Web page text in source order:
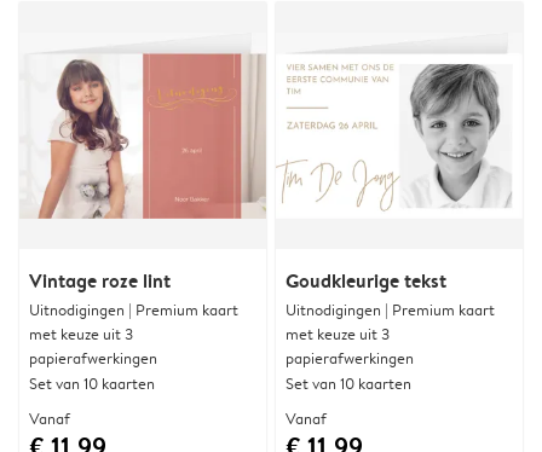
Vintage roze lint
Uitnodigingen | Premium kaart
met keuze uit 3
papierafwerkingen
Set van 10 kaarten
Vanaf
Goudkleurige tekst
Uitnodigingen | Premium kaart
met keuze uit 3
papierafwerkingen
Set van 10 kaarten
Vanaf